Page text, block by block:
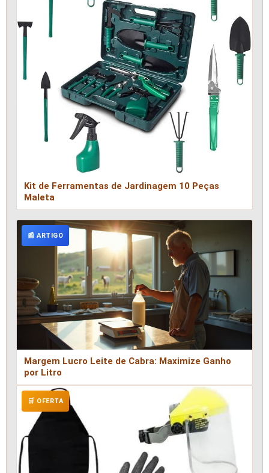
Kit de Ferramentas de Jardinagem 10 Peças
Maleta
📰 ARTIGO
Margem Lucro Leite de Cabra: Maximize Ganho
por Litro
🛒 OFERTA